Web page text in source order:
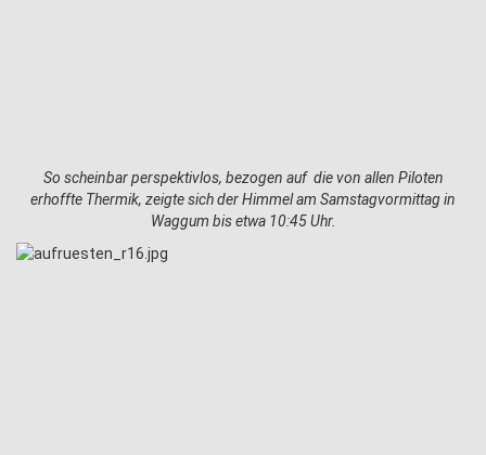
So scheinbar perspektivlos, bezogen auf die von allen Piloten
erhoffte Thermik, zeigte sich der Himmel am Samstagvormittag in
Waggum bis etwa 10:45 Uhr.